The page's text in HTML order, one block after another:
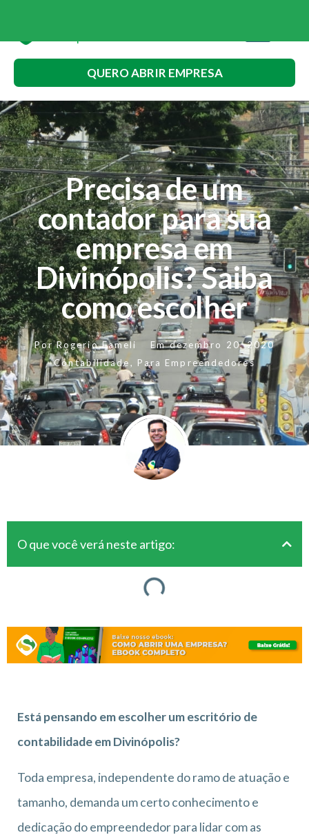
QUERO ABRIR EMPRESA
Precisa de um
contador para sua
empresa em
Divinópolis? Saiba
como escolher
PorRogerio Fameli Em dezembro 20, 2020
Contabilidade, Para Empreendedores
O que você verá neste artigo:
Está pensando em escolher um escritório de
contabilidade em Divinópolis?
Toda empresa, independente do ramo de atuação e
tamanho, demanda um certo conhecimento e
dedicação do empreendedor para lidar com as